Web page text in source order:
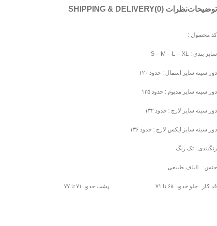
توضیحاتنظرات (0) SHIPPING & DELIVERY
کد محصول :
سایز بندی : S – M – L – XL
دور سینه سایز اسمال : حدود ۱۲۰
دور سینه سایز مدیوم : حدود ۱۲۵
دور سینه سایز لارج : حدود ۱۳۲
دور سینه سایز ایکس لارج : حدود ۱۳۶
رنگبندی : تک رنگ
جنس : الیاف طبیعی
قد کار : جلو حدود ۶۸ تا ۷۱ پشت حدود ۷۱ تا ۷۷